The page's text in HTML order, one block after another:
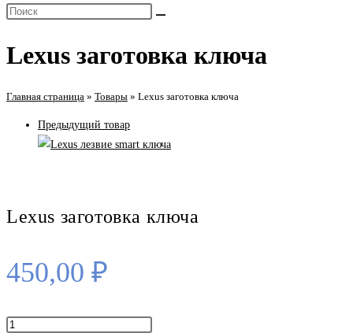
по
сайту
Поиск
сайте
Lexus заготовка ключа
Главная страница » Товары » Lexus заготовка ключа
Предыдущий товар
Lexus заготовка ключа
450,00 ₽
Количество